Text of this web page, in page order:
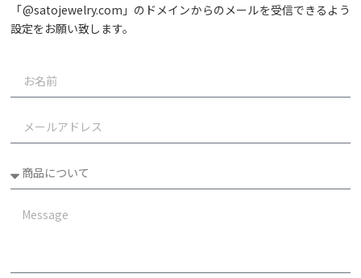
「@satojewelry.com」のドメインからのメールを受信できるよう
設定をお願い致します。